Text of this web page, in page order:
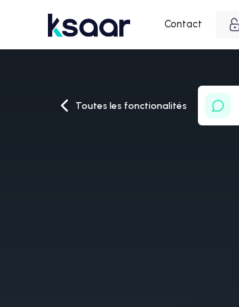
Contact
Toutes les fonctionalités